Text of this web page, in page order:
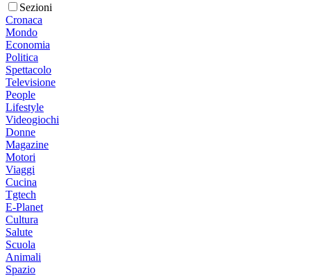
Sezioni
Cronaca
Mondo
Economia
Politica
Spettacolo
Televisione
People
Lifestyle
Videogiochi
Donne
Magazine
Motori
Viaggi
Cucina
Tgtech
E-Planet
Cultura
Salute
Scuola
Animali
Spazio